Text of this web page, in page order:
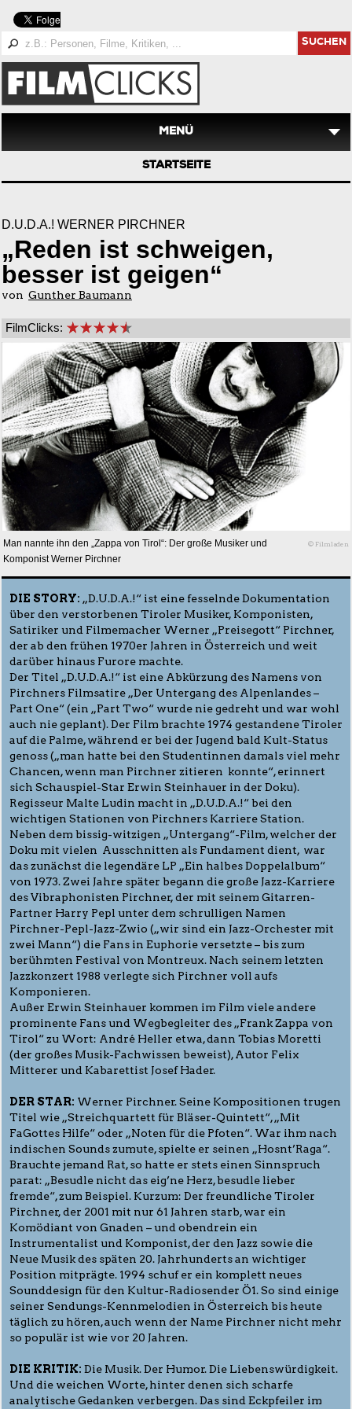
SUCHEN
MENÜ
STARTSEITE
D.U.D.A.! WERNER PIRCHNER
„Reden ist schweigen,
besser ist geigen“
von Gunther Baumann
FilmClicks:
Man nannte ihn den „Zappa von Tirol“: Der große Musiker und
Komponist Werner Pirchner
© Filmladen
DIE STORY: „D.U.D.A.!“ ist eine fesselnde Dokumentation
über den verstorbenen Tiroler Musiker, Komponisten,
Satiriker und Filmemacher Werner „Preisegott“ Pirchner,
der ab den frühen 1970er Jahren in Österreich und weit
darüber hinaus Furore machte.
Der Titel „D.U.D.A.!“ ist eine Abkürzung des Namens von
Pirchners Filmsatire „Der Untergang des Alpenlandes –
Part One“ (ein „Part Two“ wurde nie gedreht und war wohl
auch nie geplant). Der Film brachte 1974 gestandene Tiroler
auf die Palme, während er bei der Jugend bald Kult-Status
genoss („man hatte bei den Studentinnen damals viel mehr
Chancen, wenn man Pirchner zitieren konnte“, erinnert
sich Schauspiel-Star Erwin Steinhauer in der Doku).
Regisseur Malte Ludin macht in „D.U.D.A.!“ bei den
wichtigen Stationen von Pirchners Karriere Station.
Neben dem bissig-witzigen „Untergang“-Film, welcher der
Doku mit vielen Ausschnitten als Fundament dient, war
das zunächst die legendäre LP „Ein halbes Doppelalbum“
von 1973. Zwei Jahre später begann die große Jazz-Karriere
des Vibraphonisten Pirchner, der mit seinem Gitarren-
Partner Harry Pepl unter dem schrulligen Namen
Pirchner-Pepl-Jazz-Zwio („wir sind ein Jazz-Orchester mit
zwei Mann“) die Fans in Euphorie versetzte – bis zum
berühmten Festival von Montreux. Nach seinem letzten
Jazzkonzert 1988 verlegte sich Pirchner voll aufs
Komponieren.
Außer Erwin Steinhauer kommen im Film viele andere
prominente Fans und Wegbegleiter des „Frank Zappa von
Tirol“ zu Wort: André Heller etwa, dann Tobias Moretti
(der großes Musik-Fachwissen beweist), Autor Felix
Mitterer und Kabarettist Josef Hader.
DER STAR: Werner Pirchner. Seine Kompositionen trugen
Titel wie „Streichquartett für Bläser-Quintett“, „Mit
FaGottes Hilfe“ oder „Noten für die Pfoten“. War ihm nach
indischen Sounds zumute, spielte er seinen „Hosnt’Raga“.
Brauchte jemand Rat, so hatte er stets einen Sinnspruch
parat: „Besudle nicht das eig’ne Herz, besudle lieber
fremde“, zum Beispiel. Kurzum: Der freundliche Tiroler
Pirchner, der 2001 mit nur 61 Jahren starb, war ein
Komödiant von Gnaden – und obendrein ein
Instrumentalist und Komponist, der den Jazz sowie die
Neue Musik des späten 20. Jahrhunderts an wichtiger
Position mitprägte. 1994 schuf er ein komplett neues
Sounddesign für den Kultur-Radiosender Ö1. So sind einige
seiner Sendungs-Kennmelodien in Österreich bis heute
täglich zu hören, auch wenn der Name Pirchner nicht mehr
so populär ist wie vor 20 Jahren.
DIE KRITIK: Die Musik. Der Humor. Die Liebenswürdigkeit.
Und die weichen Worte, hinter denen sich scharfe
analytische Gedanken verbergen. Das sind Eckpfeiler im